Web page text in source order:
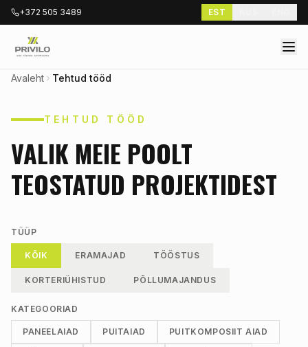
+372 505 3489 EST
Avaleht Tehtud tööd
TEHTUD TÖÖD
VALIK MEIE POOLT
TEOSTATUD PROJEKTIDEST
TÜÜP
KÕIK ERAMAJAD TÖÖSTUS
KORTERIÜHISTUD PÕLLUMAJANDUS
KATEGOORIAD
PANEELAIAD PUITAIAD PUITKOMPOSIIT AIAD